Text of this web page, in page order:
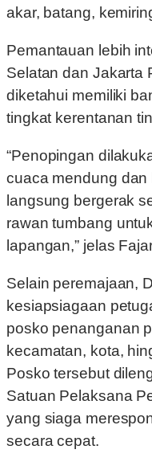
akar, batang,
Pemantauan lebih
Selatan dan Jakarta
diketahui memiliki
tingkat kerentanan
“Penopingan
cuaca mendung dan
langsung bergerak
rawan tumbang
lapangan,” jelas
Selain peremajaan,
kesiapsiagaan
posko penanganan
kecamatan, kota,
Posko tersebut
Satuan Pelaksana
yang siaga
secara cepat.